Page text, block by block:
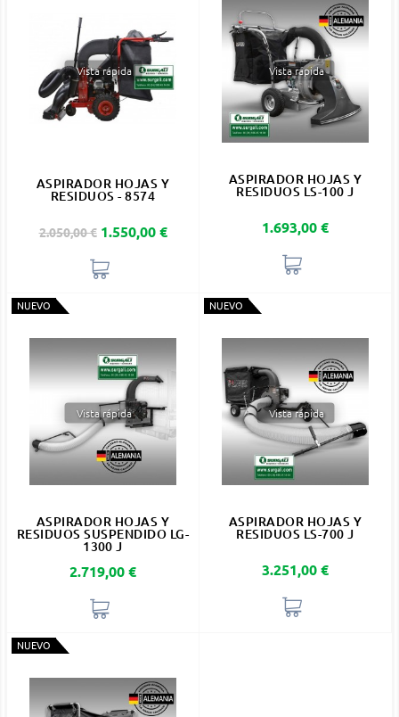
Vista rápida
ASPIRADOR HOJAS Y
RESIDUOS - 8574
Precio base
2.050,00 € Precio
1.550,00 €
Vista rápida
ASPIRADOR HOJAS Y
RESIDUOS LS-100 J
Precio
1.693,00 €
NUEVO
Vista rápida
ASPIRADOR HOJAS Y
RESIDUOS SUSPENDIDO LG-
1300 J
Precio
2.719,00 €
NUEVO
Vista rápida
ASPIRADOR HOJAS Y
RESIDUOS LS-700 J
Precio
3.251,00 €
NUEVO